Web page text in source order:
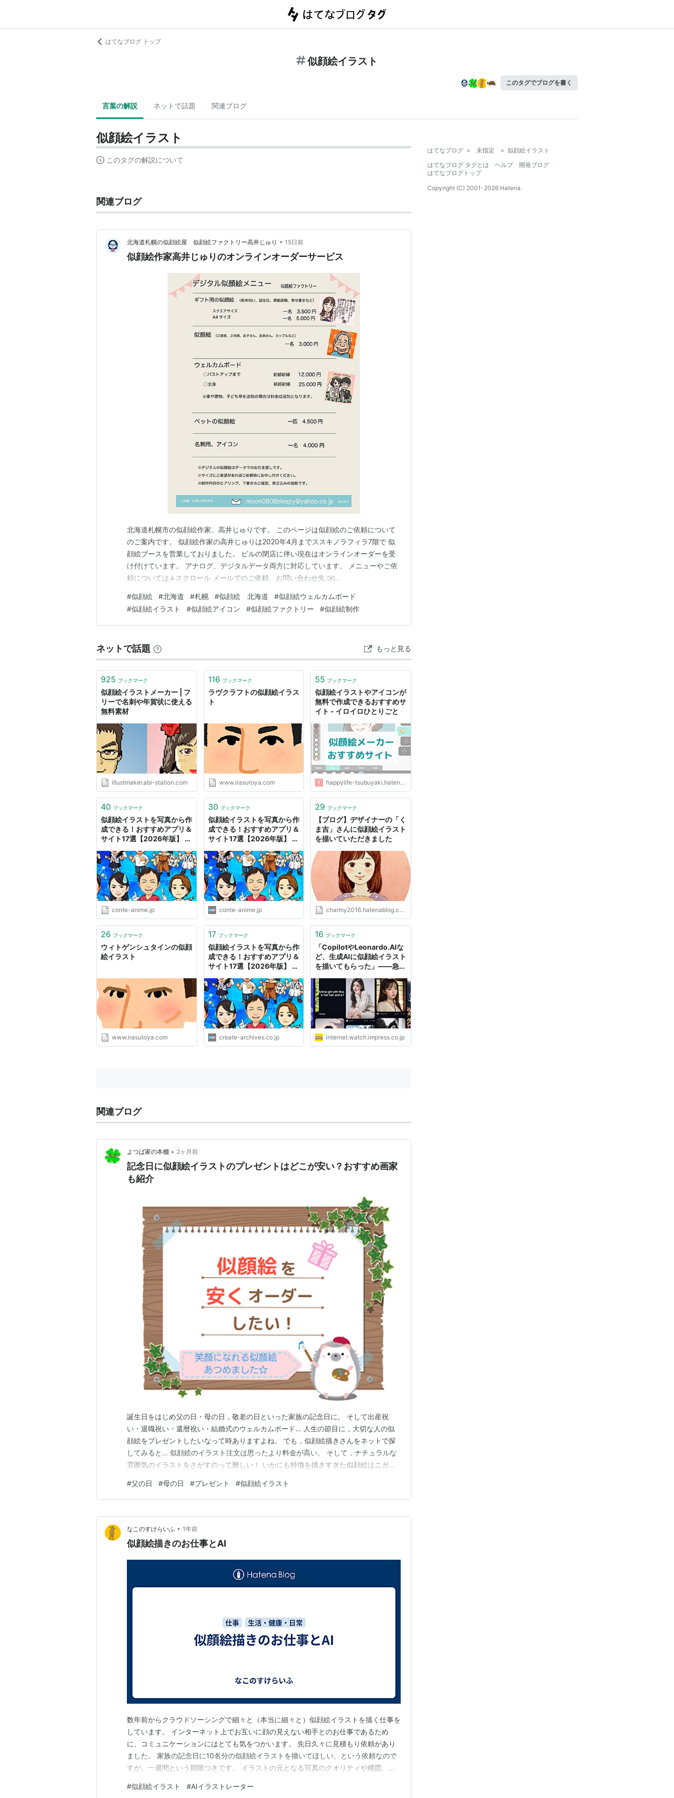
はてなブログ トップ
似顔絵イラスト
このタグでブログを書く
言葉の解説 ネットで話題 関連ブログ
似顔絵イラスト
このタグの解説について
関連ブログ
北海道札幌の似顔絵屋 似顔絵ファクトリー高井じゅり • 15日前
似顔絵作家高井じゅりのオンラインオーダーサービス
北海道札幌市の似顔絵作家、高井じゅりです。 このページは似顔絵のご依頼について
のご案内です。 似顔絵作家の高井じゅりは2020年4月までススキノラフィラ7階で 似
顔絵ブースを営業しておりました。 ビルの閉店に伴い現在はオンラインオーダーを受
け付けています。 アナログ、デジタルデータ両方に対応しています。 メニューやご依
頼については↓スクロール メールでのご依頼、お問い合わせ先 ✉️
用ください。 HPから画像は送れません。 juriartworks.amebaownd.com 似顔絵のメニ
ュ…
#似顔絵 #北海道 #札幌 #似顔絵 北海道 #似顔絵ウェルカムボード
#似顔絵イラスト #似顔絵アイコン #似顔絵ファクトリー #似顔絵制作
ネットで話題 もっと見る
925 ブックマーク
似顔絵イラストメーカー | フ
リーで名刺や年賀状に使える
無料素材
illustmaker.abi-station.com
116 ブックマーク
ラヴクラフトの似顔絵イラス
ト
www.irasutoya.com
55 ブックマーク
似顔絵イラストやアイコンが
無料で作成できるおすすめサ
イト - イロイロひとりごと
happylife-tsubuyaki.hatenablog.com
40 ブックマーク
似顔絵イラストを写真から作
成できる！おすすめアプリ＆
サイト17選【2026年版】 |
conte-anime.jp
30 ブックマーク
似顔絵イラストを写真から作
成できる！おすすめアプリ＆
サイト17選【2026年版】 |
conte-anime.jp
29 ブックマーク
【ブログ】デザイナーの「く
ま吉」さんに似顔絵イラスト
を描いていただきました
charmy2016.hatenablog.com
26 ブックマーク
ウィトゲンシュタインの似顔
絵イラスト
www.irasutoya.com
17 ブックマーク
似顔絵イラストを写真から作
成できる！おすすめアプリ＆
サイト17選【2026年版】 |
create-archives.co.jp
16 ブックマーク
「CopilotやLeonardo.AIな
ど、生成AIに似顔絵イラスト
を描いてもらった」――急遽
業の顛末記（178）【急遽テ
レワーク導入！の顛末記】
internet.watch.impress.co.jp
関連ブログ
よつば家の本棚 • 2ヶ月前
記念日に似顔絵イラストのプレゼントはどこが安い？おすすめ画家
も紹介
誕生日をはじめ父の日・母の日，敬老の日といった家族の記念日に。 そして出産祝
い・退職祝い・還暦祝い・結婚式のウェルカムボード… 人生の節目に，大切な人の似
顔絵をプレゼントしたいなって時ありますよね。 でも，似顔絵描きさんをネットで探
してみると… 似顔絵のイラスト注文は思ったより料金が高い。 そして，ナチュラルな
雰囲気のイラストをさがすのって難しい！ いかにも特徴を描きすぎた似顔絵はニガ
似顔絵を頼むと安いの？ 価格を安く・失敗しない似顔絵を描いてもらうコツ 自然体テ
イストのおすすめ似顔絵師さんを知りたい！ といった…
#父の日 #母の日 #プレゼント #似顔絵イラスト
なこのすけらいふ • 1年前
似顔絵描きのお仕事とAI
数年前からクラウドソーシングで細々と（本当に細々と）似顔絵イラストを描く仕事を
しています。 インターネット上でお互いに顔の見えない相手とのお仕事であるため
に、コミュニケーションにはとても気をつかいます。 先日久々に見積もり依頼があり
ました。 家族の記念日に10名分の似顔絵イラストを描いてほしい、という依頼なので
すが、一週間という期限つきです。 イラストの元となる写真のクオリティや構図、色
きないものの、「スムーズに進行すれば期限内に規定内の料金での仕事は可能」である
#似顔絵イラスト #AIイラストレーター
はてなブログ > 未指定 > 似顔絵イラスト
はてなブログ タグとは
ヘルプ
開発ブログ
はてなブログトップ
Copyright (C) 2001-2026 Hatena.